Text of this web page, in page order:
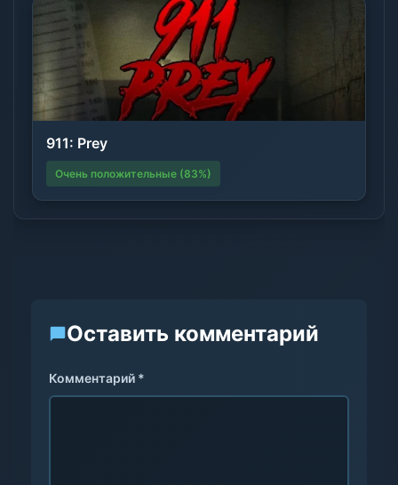
911: Prey
Очень положительные (83%)
Оставить комментарий
Комментарий *